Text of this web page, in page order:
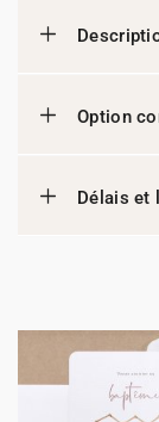
Option
Délais et